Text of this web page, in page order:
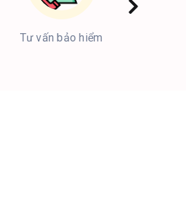
Tư vấn bảo hiểm